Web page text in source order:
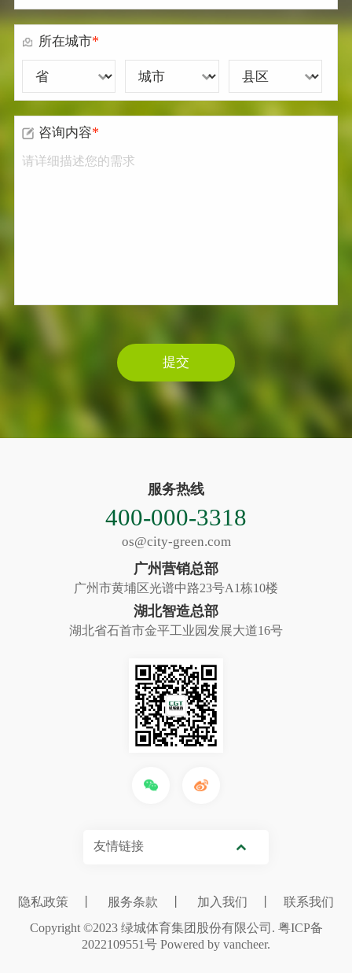
所在城市*
咨询内容*
提交
服务热线
400-000-3318
os@city-green.com
广州营销总部
广州市黄埔区光谱中路23号A1栋10楼
湖北智造总部
湖北省石首市金平工业园发展大道16号
友情链接
隐私政策 服务条款 加入我们
联系我们
Copyright ©2023 绿城体育集团股份有限公司. 粤ICP备
2022109551号 Powered by vancheer.